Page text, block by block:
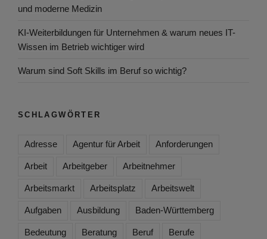
und moderne Medizin
KI-Weiterbildungen für Unternehmen & warum neues IT-
Wissen im Betrieb wichtiger wird
Warum sind Soft Skills im Beruf so wichtig?
SCHLAGWÖRTER
Adresse Agentur für Arbeit Anforderungen
Arbeit Arbeitgeber Arbeitnehmer
Arbeitsmarkt Arbeitsplatz Arbeitswelt
Aufgaben Ausbildung Baden-Württemberg
Bedeutung Beratung Beruf Berufe